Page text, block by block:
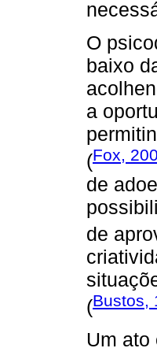
O
baixo
a
(Fox,
de
de
(Bustos,
Um ato